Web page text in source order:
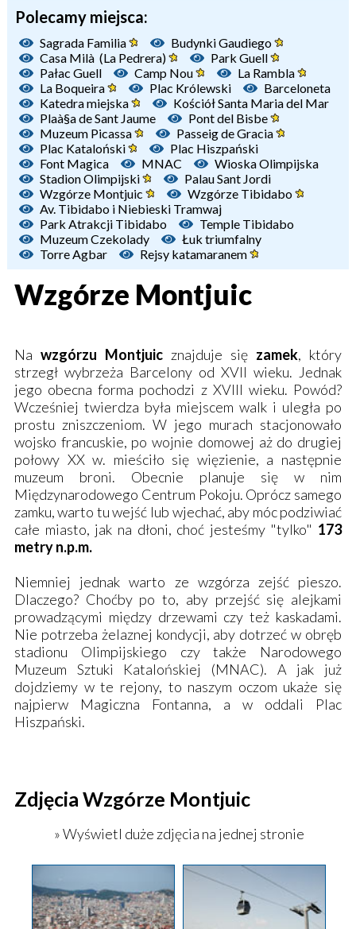
Polecamy miejsca:
Sagrada Familia
Budynki Gaudiego
Casa Milà (La Pedrera)
Park Guell
Pałac Guell
Camp Nou
La Rambla
La Boqueira
Plac Królewski
Barceloneta
Katedra miejska
Kościół Santa Maria del Mar
Plaà§a de Sant Jaume
Pont del Bisbe
Muzeum Picassa
Passeig de Gracia
Plac Kataloński
Plac Hiszpański
Font Magica
MNAC
Wioska Olimpijska
Stadion Olimpijski
Palau Sant Jordi
Wzgórze Montjuic
Wzgórze Tibidabo
Av. Tibidabo i Niebieski Tramwaj
Park Atrakcji Tibidabo
Temple Tibidabo
Muzeum Czekolady
Łuk triumfalny
Torre Agbar
Rejsy katamaranem
Wzgórze Montjuic
Na wzgórzu Montjuicznajduje się zamek, który
strzegł wybrzeża Barcelony od XVII wieku. Jednak
jego obecna forma pochodzi z XVIII wieku. Powód?
Wcześniej twierdza była miejscem walk i uległa po
prostu zniszczeniom. W jego murach stacjonowało
wojsko francuskie, po wojnie domowej aż do drugiej
połowy XX w. mieściło się więzienie, a następnie
muzeum broni. Obecnie planuje się w nim
Międzynarodowego Centrum Pokoju. Oprócz samego
zamku, warto tu wejść lub wjechać, aby móc podziwiać
całe miasto, jak na dłoni, choć jesteśmy "tylko" 173
metry n.p.m.
Niemniej jednak warto ze wzgórza zejść pieszo.
Dlaczego? Choćby po to, aby przejść się alejkami
prowadzącymi między drzewami czy też kaskadami.
Nie potrzeba żelaznej kondycji, aby dotrzeć w obręb
stadionu Olimpijskiego czy także Narodowego
Muzeum Sztuki Katalońskiej (MNAC). A jak już
dojdziemy w te rejony, to naszym oczom ukaże się
najpierw Magiczna Fontanna, a w oddali Plac
Hiszpański.
Zdjęcia Wzgórze Montjuic
» Wyświetl duże zdjęcia na jednej stronie